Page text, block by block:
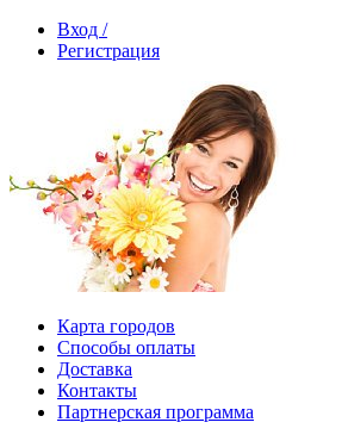
Вход /
Регистрация
Карта городов
Способы оплаты
Доставка
Контакты
Партнерская программа